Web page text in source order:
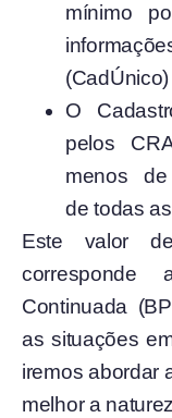
mínimo
O
pelos
menos
de todas
Este valor
corresponde
Continuada
as situações
iremos abordar
melhor a